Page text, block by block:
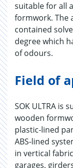
suitable for all
formwork. The
contained
degree which
of odours.
Field of
SOK ULTRA is
wooden
plastic-lined
ABS-lined
in vertical
garages,